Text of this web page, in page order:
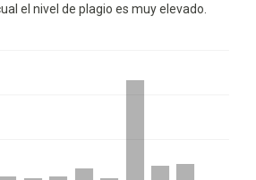
el nivel de plagio es muy elevado.